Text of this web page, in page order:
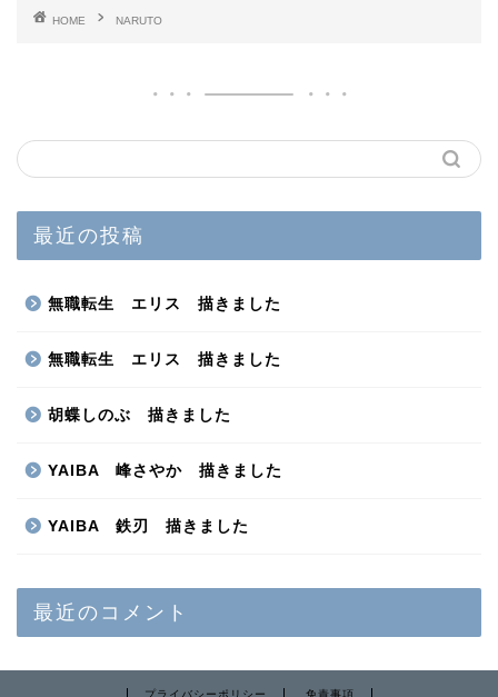
HOME NARUTO
最近の投稿
無職転生 エリス 描きました
無職転生 エリス 描きました
胡蝶しのぶ 描きました
YAIBA 峰さやか 描きました
YAIBA 鉄刃 描きました
最近のコメント
プライバシーポリシー 免責事項